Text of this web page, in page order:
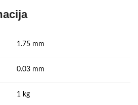
1.75 mm
0.03 mm
1 kg